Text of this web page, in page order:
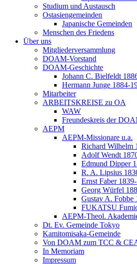
Studium und Austausch
Ostasiengemeinden
Japanische Gemeinden
Menschen des Friedens
Über uns
Mitgliederversammlung
DOAM-Vorstand
DOAM-Geschichte
Johann C. Bielfeldt
Hermann Junge 1884-
Mitarbeiter
ARBEITSKREISE zu OA
WAW
Freundeskreis der
AEPM
AEPM-Missionare u.a.
Richard Wilhelm
Adolf Wendt
Edmund Dipper
R. A. Lipsius
Ernst Faber
Georg Würfel
Gustav A. Fobbe
FUKATSU
AEPM-Theol.
Dt. Ev. Gemeinde Tokyo
Kamitomisaka-Gemeinde
Von DOAM zum TCC &
In Memoriam
Impressum